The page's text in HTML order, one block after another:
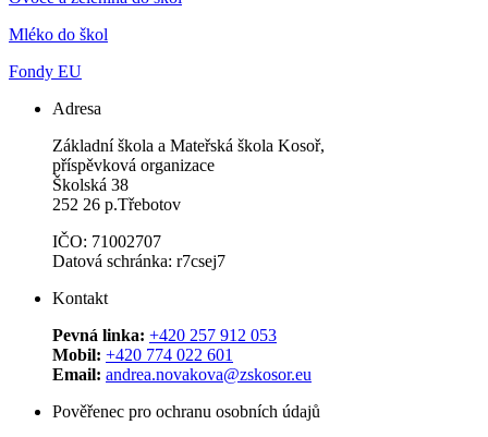
Mléko do škol
Fondy EU
Adresa
Základní škola a Mateřská škola Kosoř,
příspěvková organizace
Školská 38
252 26 p.Třebotov
IČO: 71002707
Datová schránka: r7csej7
Kontakt
Pevná linka: +420 257 912 053
Mobil: +420 774 022 601
Email: andrea.novakova@zskosor.eu
Pověřenec pro ochranu osobních údajů